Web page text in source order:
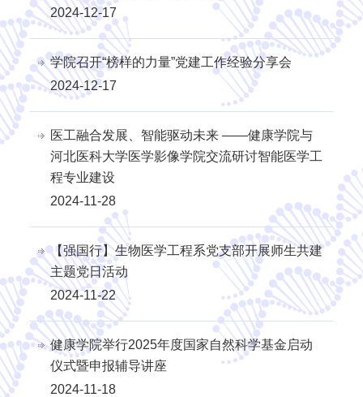
2024-12-17
学院召开“榜样的力量”党建工作经验分享会
2024-12-17
医工融合发展、智能驱动未来 ——健康学院与
河北医科大学医学影像学院交流研讨智能医学工
程专业建设
2024-11-28
【强国行】生物医学工程系党支部开展师生共建
主题党日活动
2024-11-22
健康学院举行2025年度国家自然科学基金启动
仪式暨申报辅导讲座
2024-11-18